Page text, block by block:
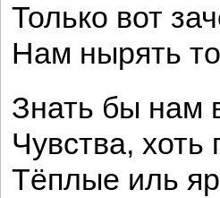
Только вот
Нам нырять
Знать бы нам
Чувства,
Тёплые иль